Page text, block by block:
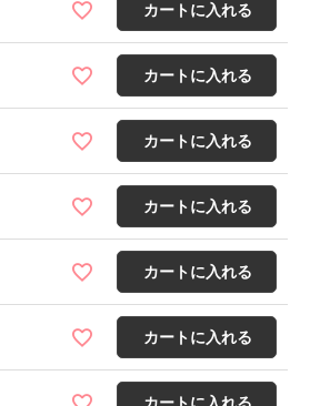
カートに入れる
カートに入れる
カートに入れる
カートに入れる
カートに入れる
カートに入れる